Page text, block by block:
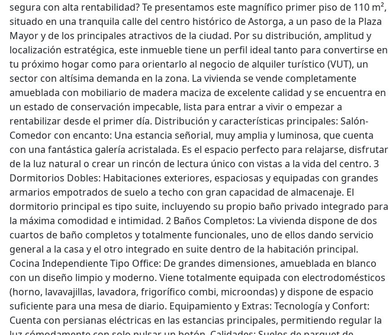
segura con alta rentabilidad? Te presentamos este magnífico primer piso de 110 m²,
situado en una tranquila calle del centro histórico de Astorga, a un paso de la Plaza
Mayor y de los principales atractivos de la ciudad. Por su distribución, amplitud y
localización estratégica, este inmueble tiene un perfil ideal tanto para convertirse en
tu próximo hogar como para orientarlo al negocio de alquiler turístico (VUT), un
sector con altísima demanda en la zona. La vivienda se vende completamente
amueblada con mobiliario de madera maciza de excelente calidad y se encuentra en
un estado de conservación impecable, lista para entrar a vivir o empezar a
rentabilizar desde el primer día. Distribución y características principales: Salón-
Comedor con encanto: Una estancia señorial, muy amplia y luminosa, que cuenta
con una fantástica galería acristalada. Es el espacio perfecto para relajarse, disfrutar
de la luz natural o crear un rincón de lectura único con vistas a la vida del centro. 3
Dormitorios Dobles: Habitaciones exteriores, espaciosas y equipadas con grandes
armarios empotrados de suelo a techo con gran capacidad de almacenaje. El
dormitorio principal es tipo suite, incluyendo su propio baño privado integrado para
la máxima comodidad e intimidad. 2 Baños Completos: La vivienda dispone de dos
cuartos de baño completos y totalmente funcionales, uno de ellos dando servicio
general a la casa y el otro integrado en suite dentro de la habitación principal.
Cocina Independiente Tipo Office: De grandes dimensiones, amueblada en blanco
con un diseño limpio y moderno. Viene totalmente equipada con electrodomésticos
(horno, lavavajillas, lavadora, frigorífico combi, microondas) y dispone de espacio
suficiente para una mesa de diario. Equipamiento y Extras: Tecnología y Confort:
Cuenta con persianas eléctricas en las estancias principales, permitiendo regular la